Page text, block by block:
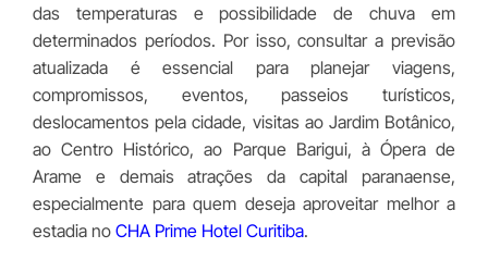
das temperaturas e possibilidade de chuva em
determinados períodos. Por isso, consultar a previsão
atualizada é essencial para planejar viagens,
compromissos, eventos, passeios turísticos,
deslocamentos pela cidade, visitas ao Jardim Botânico,
ao Centro Histórico, ao Parque Barigui, à Ópera de
Arame e demais atrações da capital paranaense,
especialmente para quem deseja aproveitar melhor a
estadia no CHA Prime Hotel Curitiba.